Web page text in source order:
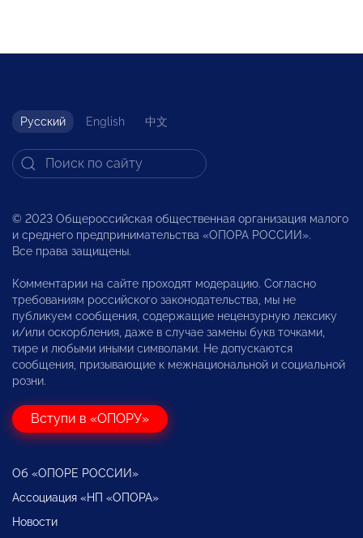
Русский English 中文
© 2023 Общероссийская общественная организация малого
и среднего предпринимательства «ОПОРА РОССИИ».
Все права защищены.
Комментарии на сайте проходят модерацию. Согласно
требованиям российского законодательства, мы не
публикуем сообщения, содержащие нецензурную лексику
и/или оскорбления, даже в случае замены букв точками,
тире и любыми иными символами. Не допускаются
сообщения, призывающие к межнациональной и социальной
розни.
Вступи в «ОПОРУ»
Об «ОПОРЕ РОССИИ»
Ассоциация «НП «ОПОРА»
Новости